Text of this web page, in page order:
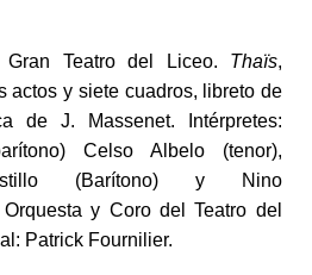
Gran Teatro del Liceo. Thaïs,
actos y siete cuadros, libreto de
de J. Massenet. Intérpretes:
Celso Albelo (tenor),
(Barítono) y Nino
y Coro del Teatro del
Patrick Fournilier.